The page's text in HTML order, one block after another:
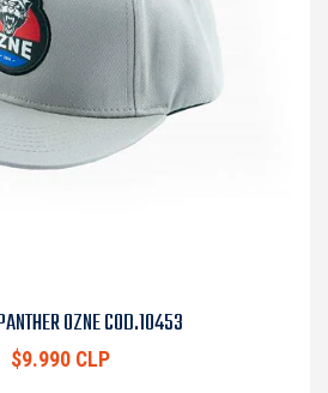
OZNE COD.10453
$9.990 CLP